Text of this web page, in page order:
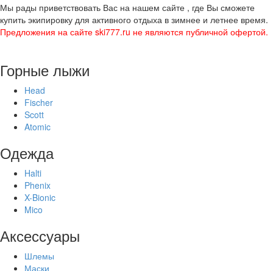
Мы рады приветствовать Вас на нашем сайте , где Вы сможете
купить экипировку для активного отдыха в зимнее и летнее время.
Предложения на сайте ski777.ru не являются публичной офертой.
Горные лыжи
Head
Fischer
Scott
Atomic
Одежда
Halti
Phenix
X-Bionic
Mico
Аксессуары
Шлемы
Маски